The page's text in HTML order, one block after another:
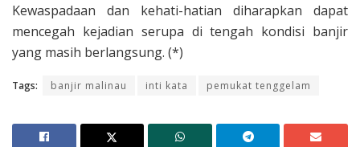
Kewaspadaan dan kehati-hatian diharapkan dapat
mencegah kejadian serupa di tengah kondisi banjir
yang masih berlangsung. (*)
Tags: banjir malinau inti kata pemukat tenggelam